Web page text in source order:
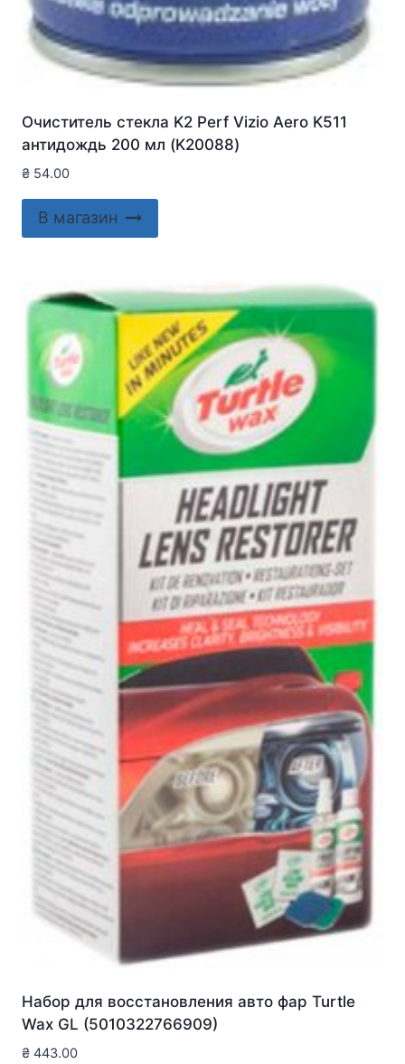
Очиститель стекла K2 Perf Vizio Aero K511
антидождь 200 мл (K20088)
₴ 54.00
В магазин
Набор для восстановления авто фар Turtle
Wax GL (5010322766909)
₴ 443.00